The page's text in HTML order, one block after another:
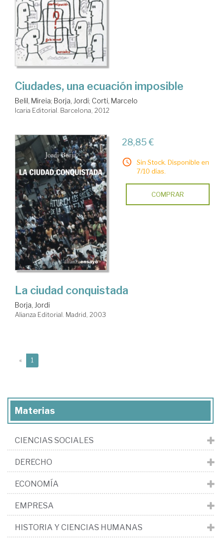
Ciudades, una ecuación imposible
Belil, Mireia; Borja, Jordi; Corti, Marcelo
Icaria Editorial. Barcelona, 2012
28,85 €
Sin Stock. Disponible en
7/10 días.
COMPRAR
La ciudad conquistada
Borja, Jordi
Alianza Editorial. Madrid, 2003
« 1
Materias
CIENCIAS SOCIALES
DERECHO
ECONOMÍA
EMPRESA
HISTORIA Y CIENCIAS HUMANAS